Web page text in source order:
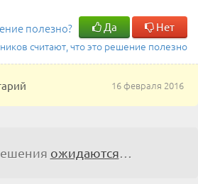
полезно? Да Нет
считают, что это решение полезно
16 февраля 2016
ожидаются